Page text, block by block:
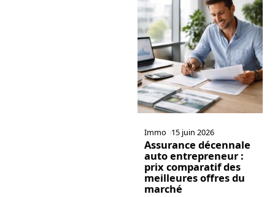
Immo 15 juin 2026
Assurance décennale
auto entrepreneur :
prix comparatif des
meilleures offres du
marché